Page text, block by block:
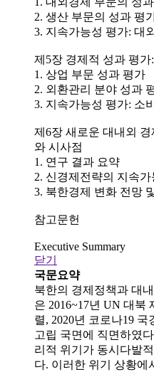
2. 생산 부문의 성과 평
3. 지속가능성 평가: 대
제5장 경제적 성과 평
1. 상업 부문 성과 평가
2. 외환관리 분야 성과
3. 지속가능성 평가: 소
제6장 새로운 대내외
와 시사점
1. 연구 결과 요약
2. 신경제전략의 지속
3. 북한경제 변화 전망
참고문헌
Executive Summary
닫기
국문요약
북한의 경제정책과 대
은 2016~17년 UN 대북
렬, 2020년 코로나19
고립 국면에 직면하였
리적 위기가 동시다발
다. 이러한 위기 상황에